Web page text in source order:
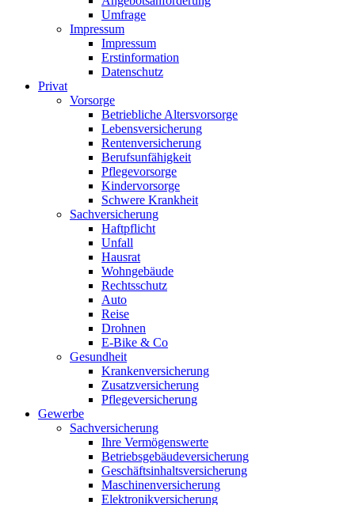
Umfrage
Impressum
Impressum
Erstinformation
Datenschutz
Privat
Vorsorge
Betriebliche Altersvorsorge
Lebensversicherung
Rentenversicherung
Berufsunfähigkeit
Pflegevorsorge
Kindervorsorge
Schwere Krankheit
Sachversicherung
Haftpflicht
Unfall
Hausrat
Wohngebäude
Rechtsschutz
Auto
Reise
Drohnen
E-Bike & Co
Gesundheit
Krankenversicherung
Zusatzversicherung
Pflegeversicherung
Gewerbe
Sachversicherung
Ihre Vermögenswerte
Betriebsgebäudeversicherung
Geschäftsinhaltsversicherung
Maschinenversicherung
Elektronikversicherung